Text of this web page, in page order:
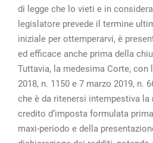
di legge che lo vieti e in
legislatore prevede il termine
iniziale per ottemperarvi, è
ed efficace anche prima della
Tuttavia, la medesima Corte, con
2018, n. 1150 e 7 marzo 2019, n.
che è da ritenersi intempestiva
credito d’imposta formulata
maxi-periodo e della